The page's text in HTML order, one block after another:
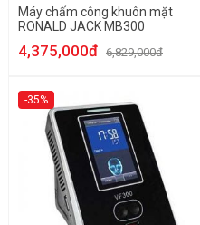
Máy chấm công khuôn mặt
RONALD JACK MB300
4,375,000đ 6,829,000đ
-35%